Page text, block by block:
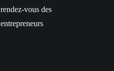
rendez-vous des
entrepreneurs